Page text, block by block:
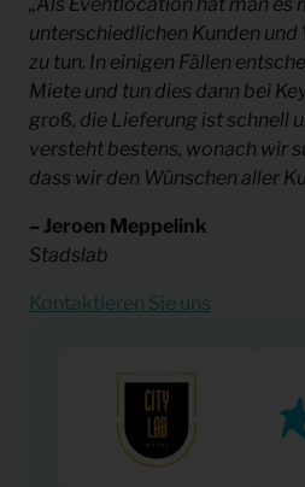
„Als Eventlocation hat man es
unterschiedlichen Kunden und
zu tun. In einigen Fällen
Miete und tun dies dann bei
groß, die Lieferung ist schnell
versteht bestens, wonach wir
dass wir den Wünschen aller
– Jeroen Meppelink
Stadslab
Kontaktieren Sie uns